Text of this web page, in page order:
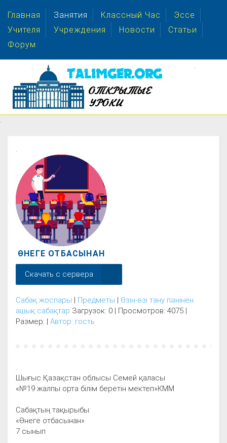
Главная Занятия Классный Час
Эссе
Учителя
Учреждения Новости
Статьи
Форум
.
.
ӨНЕГЕ ОТБАСЫНАН
Скачать с сервера
Сабақ жоспары | Предметы | Өзін-өзі тану пәнінен
ашық сабақтар Загрузок: 0 | Просмотров: 4075 |
Размер: | Автор: гость
Шығыс Қазақстан облысы Семей қаласы
«№19 жалпы орта білім беретін мектеп»КММ
Сабақтың тақырыбы:
«Өнеге отбасынан»
7 сынып
. .